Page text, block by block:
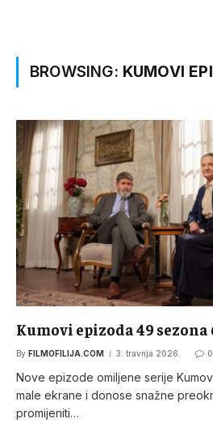
BROWSING: KUMOVI
Kumovi epizoda 49 sezona
By FILMOFILIJA.COM 3. travnja 2026. 0
Nove epizode omiljene serije
male ekrane i donose snažne
promijeniti…